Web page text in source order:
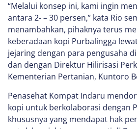
“Melalui konsep ini, kami ingin
antara 2- – 30 persen,” kata Rio
menambahkan, pihaknya terus
keberadaan kopi Purbalingga
jejaring dengan para pengusaha
dan dengan Direktur Hilirisasi
Kementerian Pertanian, Kuntoro
Penasehat Kompat Indaru
kopi untuk berkolaborasi dengan
khususnya yang mendapat hak